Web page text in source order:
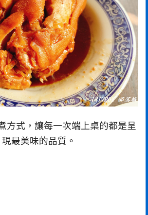
方式，讓每一次端上桌的都是呈
現最美味的品質。